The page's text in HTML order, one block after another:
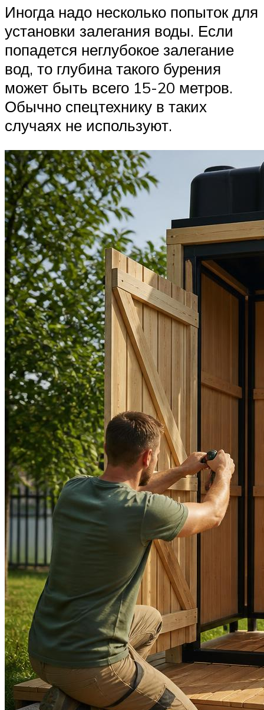
Иногда надо несколько попыток для
установки залегания воды. Если
попадется неглубокое залегание
вод, то глубина такого бурения
может быть всего 15-20 метров.
Обычно спецтехнику в таких
случаях не используют.